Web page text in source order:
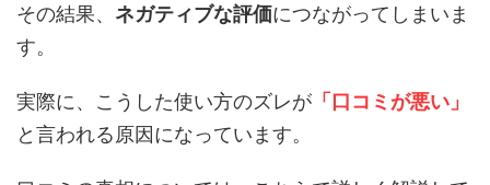
その結果、 ネガティブな評価につながってしまいま
す。
実際に、こうした使い方のズレが 「口コミが悪い」
と言われる原因になっています。